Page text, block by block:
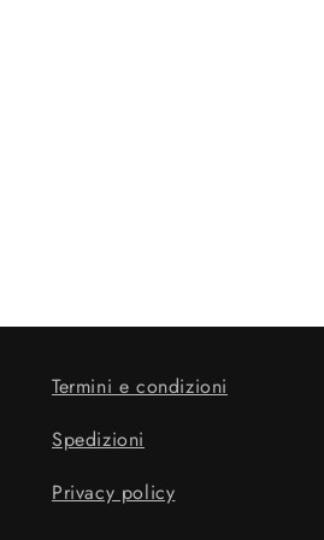
Termini e condizioni
Spedizioni
Privacy policy